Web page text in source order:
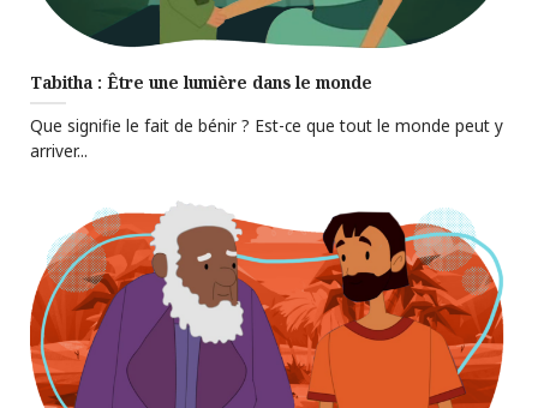
Tabitha : Être une lumière dans le monde
Que signifie le fait de bénir ? Est-ce que tout le monde peut y
arriver...